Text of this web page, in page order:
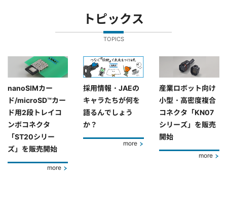
トピックス
TOPICS
nanoSIMカー
ド/microSD™カー
ド用2段トレイコ
ンボコネクタ
「ST20シリー
ズ」を販売開始
more
採用情報・JAEの
キャラたちが何を
語るんでしょう
か？
more
産業ロボット向け
小型・高密度複合
コネクタ「KN07
シリーズ」を販売
開始
more